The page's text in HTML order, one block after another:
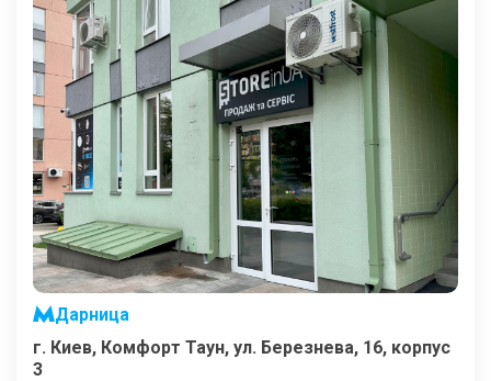
Дарница
г. Киев, Комфорт Таун, ул. Березнева, 16, корпус
3